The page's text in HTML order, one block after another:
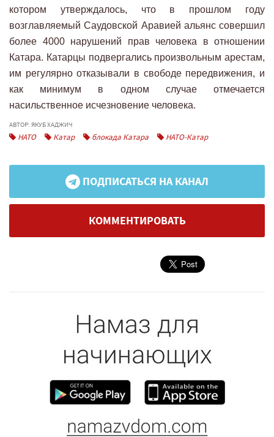
котором утверждалось, что в прошлом году
возглавляемый Саудовской Аравией альянс совершил
более 4000 нарушений прав человека в отношении
Катара. Катарцы подвергались произвольным арестам,
им регулярно отказывали в свободе передвижения, и
как минимум в одном случае отмечается
насильственное исчезновение человека.
АВТОР: ЯКУБ ХАДЖИЧ
НАТО Катар блокада Катара НАТО-Катар
ПОДПИСАТЬСЯ НА КАНАЛ
КОММЕНТИРОВАТЬ